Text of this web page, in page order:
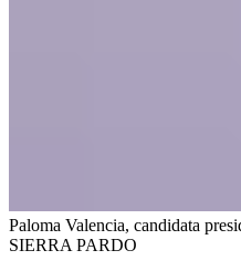
Paloma Valencia, candidata
SIERRA PARDO